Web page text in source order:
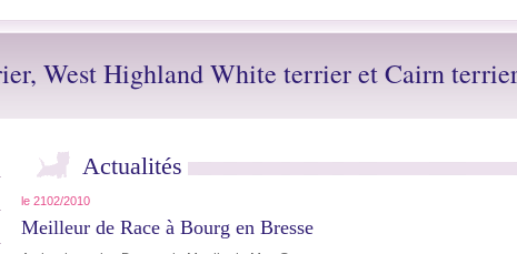
West Highland White terrier et Cairn
Actualités
le 2102/2010
Meilleur de Race à Bourg en Bresse